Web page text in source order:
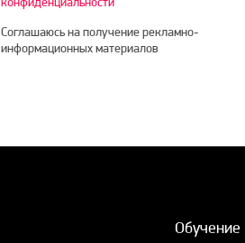
Соглашаюсь на получение рекламно-
информационных материалов
Обучение